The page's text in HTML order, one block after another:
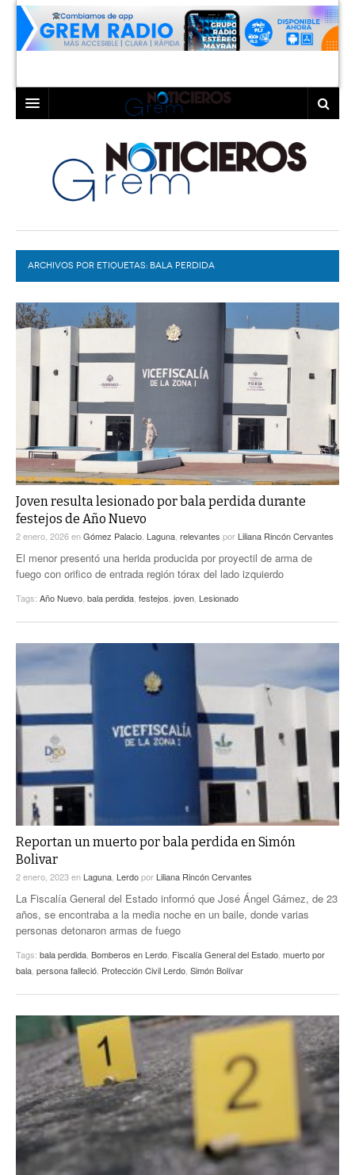
LAGUNA
TORREÓN
GÓMEZ PALACIO
LERDO
COAHUILA
DURANGO
DEPORTES
EXA
EL EXACTO
GLOBO
CONTEXTOS
TRAYECTO LAGUNA
A MEDIA MAÑANA
A TODA LEY
DIÁLOGOS CON LA HISTORIA
TWEETS AND BEATS
LA MEJOR 97.1 ESTÉREO GALLITO
ACTUALIDADES GREM
PULSO
LA MEJOR INFORMACIÓN
COLABORADORES
PC29
ACTUALIDADES GREM
ARCHIVOS POR ETIQUETAS: BALA PERDIDA
Joven resulta lesionado por bala perdida durante
festejos de Año Nuevo
2 enero, 2026enGómez Palacio Laguna relevantes por Liliana Rincón Cervantes
El menor presentó una herida producida por proyectil de arma de
fuego con orifico de entrada región tórax del lado izquierdo
Tags: Año Nuevo bala perdida festejos joven Lesionado
Reportan un muerto por bala perdida en Simón
Bolivar
2 enero, 2023en Laguna Lerdopor Liliana Rincón Cervantes
La Fiscalía General del Estado informó que José Ángel Gámez, de 23
años, se encontraba a la media noche en un baile, donde varias
personas detonaron armas de fuego
Tags: bala perdida Bomberos en Lerdo Fiscalía General del Estado muerto por
bala persona falleció Protección Civil Lerdo Simón Bolívar